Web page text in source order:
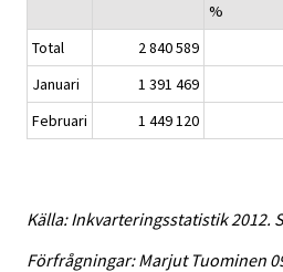
%
Total
2 840 589
Januari
1 391 469
Februari
1 449 120
Källa: Inkvarteringsstatistik 2012.
Förfrågningar: Marjut Tuominen